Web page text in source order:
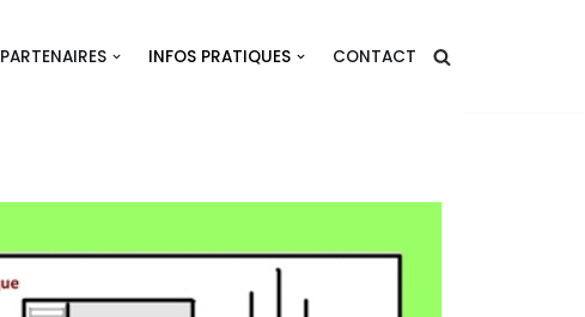
PARTENAIRES INFOS PRATIQUES CONTACT